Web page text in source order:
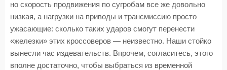
но скорость продвижения по сугробам все же довольно
низкая, а нагрузки на приводы и трансмиссию просто
ужасающие: сколько таких ударов смогут перенести
«железки» этих кроссоверов — неизвестно. Наши стойко
вынесли час издевательств. Впрочем, согласитесь, этого
вполне достаточно, чтобы выбраться из временной